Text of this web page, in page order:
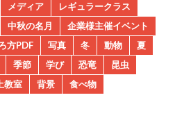
メディア
レギュラークラス
中秋の名月
企業様主催イベント
方PDF 写真 冬 動物
夏
季節 学び 恐竜
昆虫
教室 背景 食べ物